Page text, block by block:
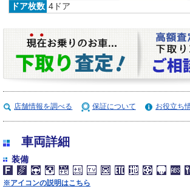
ドア枚数 4ドア
店舗情報を調べる 保証について お役立ち
車両詳細
装備
※アイコンの説明はこちら